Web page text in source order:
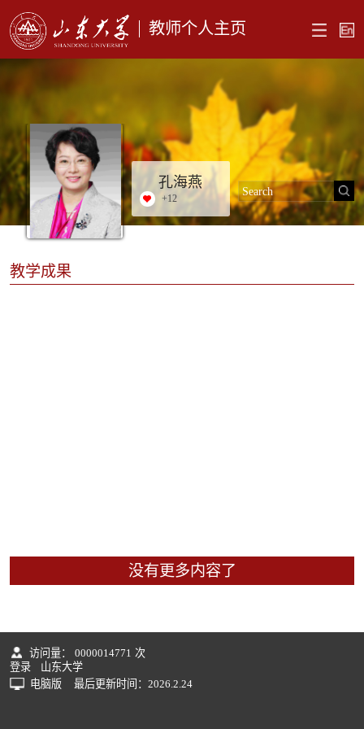
教师个人主页
孔海燕
+12
教学成果
没有更多内容了
访问量： 0000014771 次
登录
山东大学
电脑版
最后更新时间： 2026 2 24